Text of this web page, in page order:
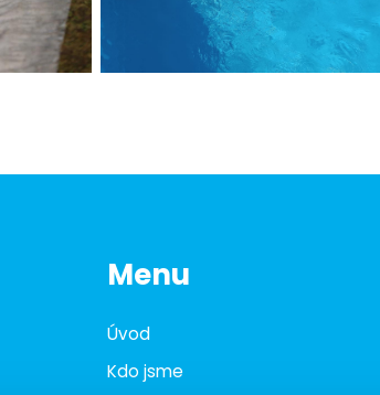
Menu
Úvod
Kdo jsme